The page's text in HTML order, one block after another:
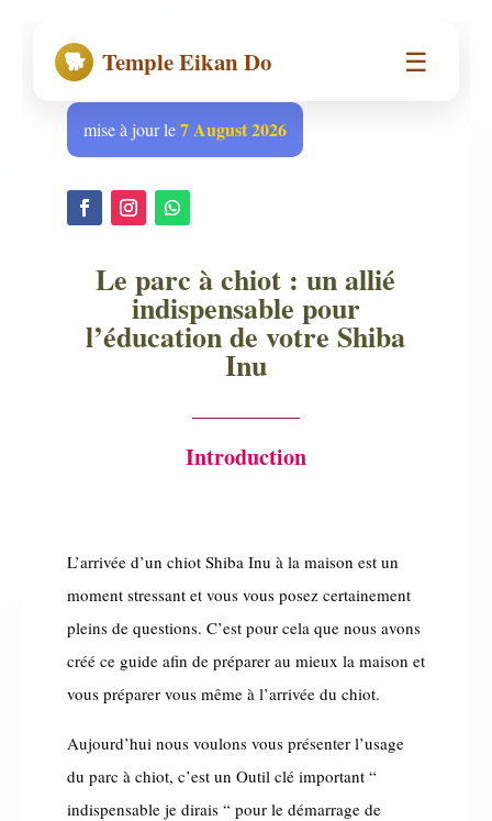
🐕 Temple Eikan Do ☰
mise à jour le7 August 2026
Le parc à chiot : un allié
indispensable pour
l’éducation de votre Shiba
Inu
Introduction
L’arrivée d’un chiot Shiba Inu à la maison est un
moment stressant et vous vous posez certainement
pleins de questions. C’est pour cela que nous avons
créé ce guide afin de préparer au mieux la maison et
vous préparer vous même à l’arrivée du chiot.
Aujourd’hui nous voulons vous présenter l’usage
du parc à chiot, c’est un Outil clé important “
indispensable je dirais “ pour le démarrage de